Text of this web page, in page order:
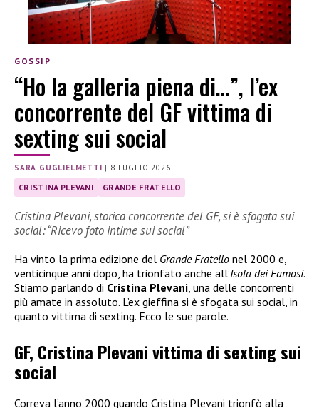
GOSSIP
“Ho la galleria piena di…”, l’ex
concorrente del GF vittima di
sexting sui social
SARA GUGLIELMETTI | 8 LUGLIO 2026
CRISTINA PLEVANI GRANDE FRATELLO
Cristina Plevani, storica concorrente del GF, si è sfogata sui
social: “Ricevo foto intime sui social”
Ha vinto la prima edizione del Grande Fratello nel 2000 e,
venticinque anni dopo, ha trionfato anche all’Isola dei Famosi.
Stiamo parlando di Cristina Plevani , una delle concorrenti
più amate in assoluto. L’ex gieffina si è sfogata sui social, in
quanto vittima di sexting. Ecco le sue parole.
GF, Cristina Plevani vittima di sexting sui
social
Correva l’anno 2000 quando Cristina Plevani trionfò alla